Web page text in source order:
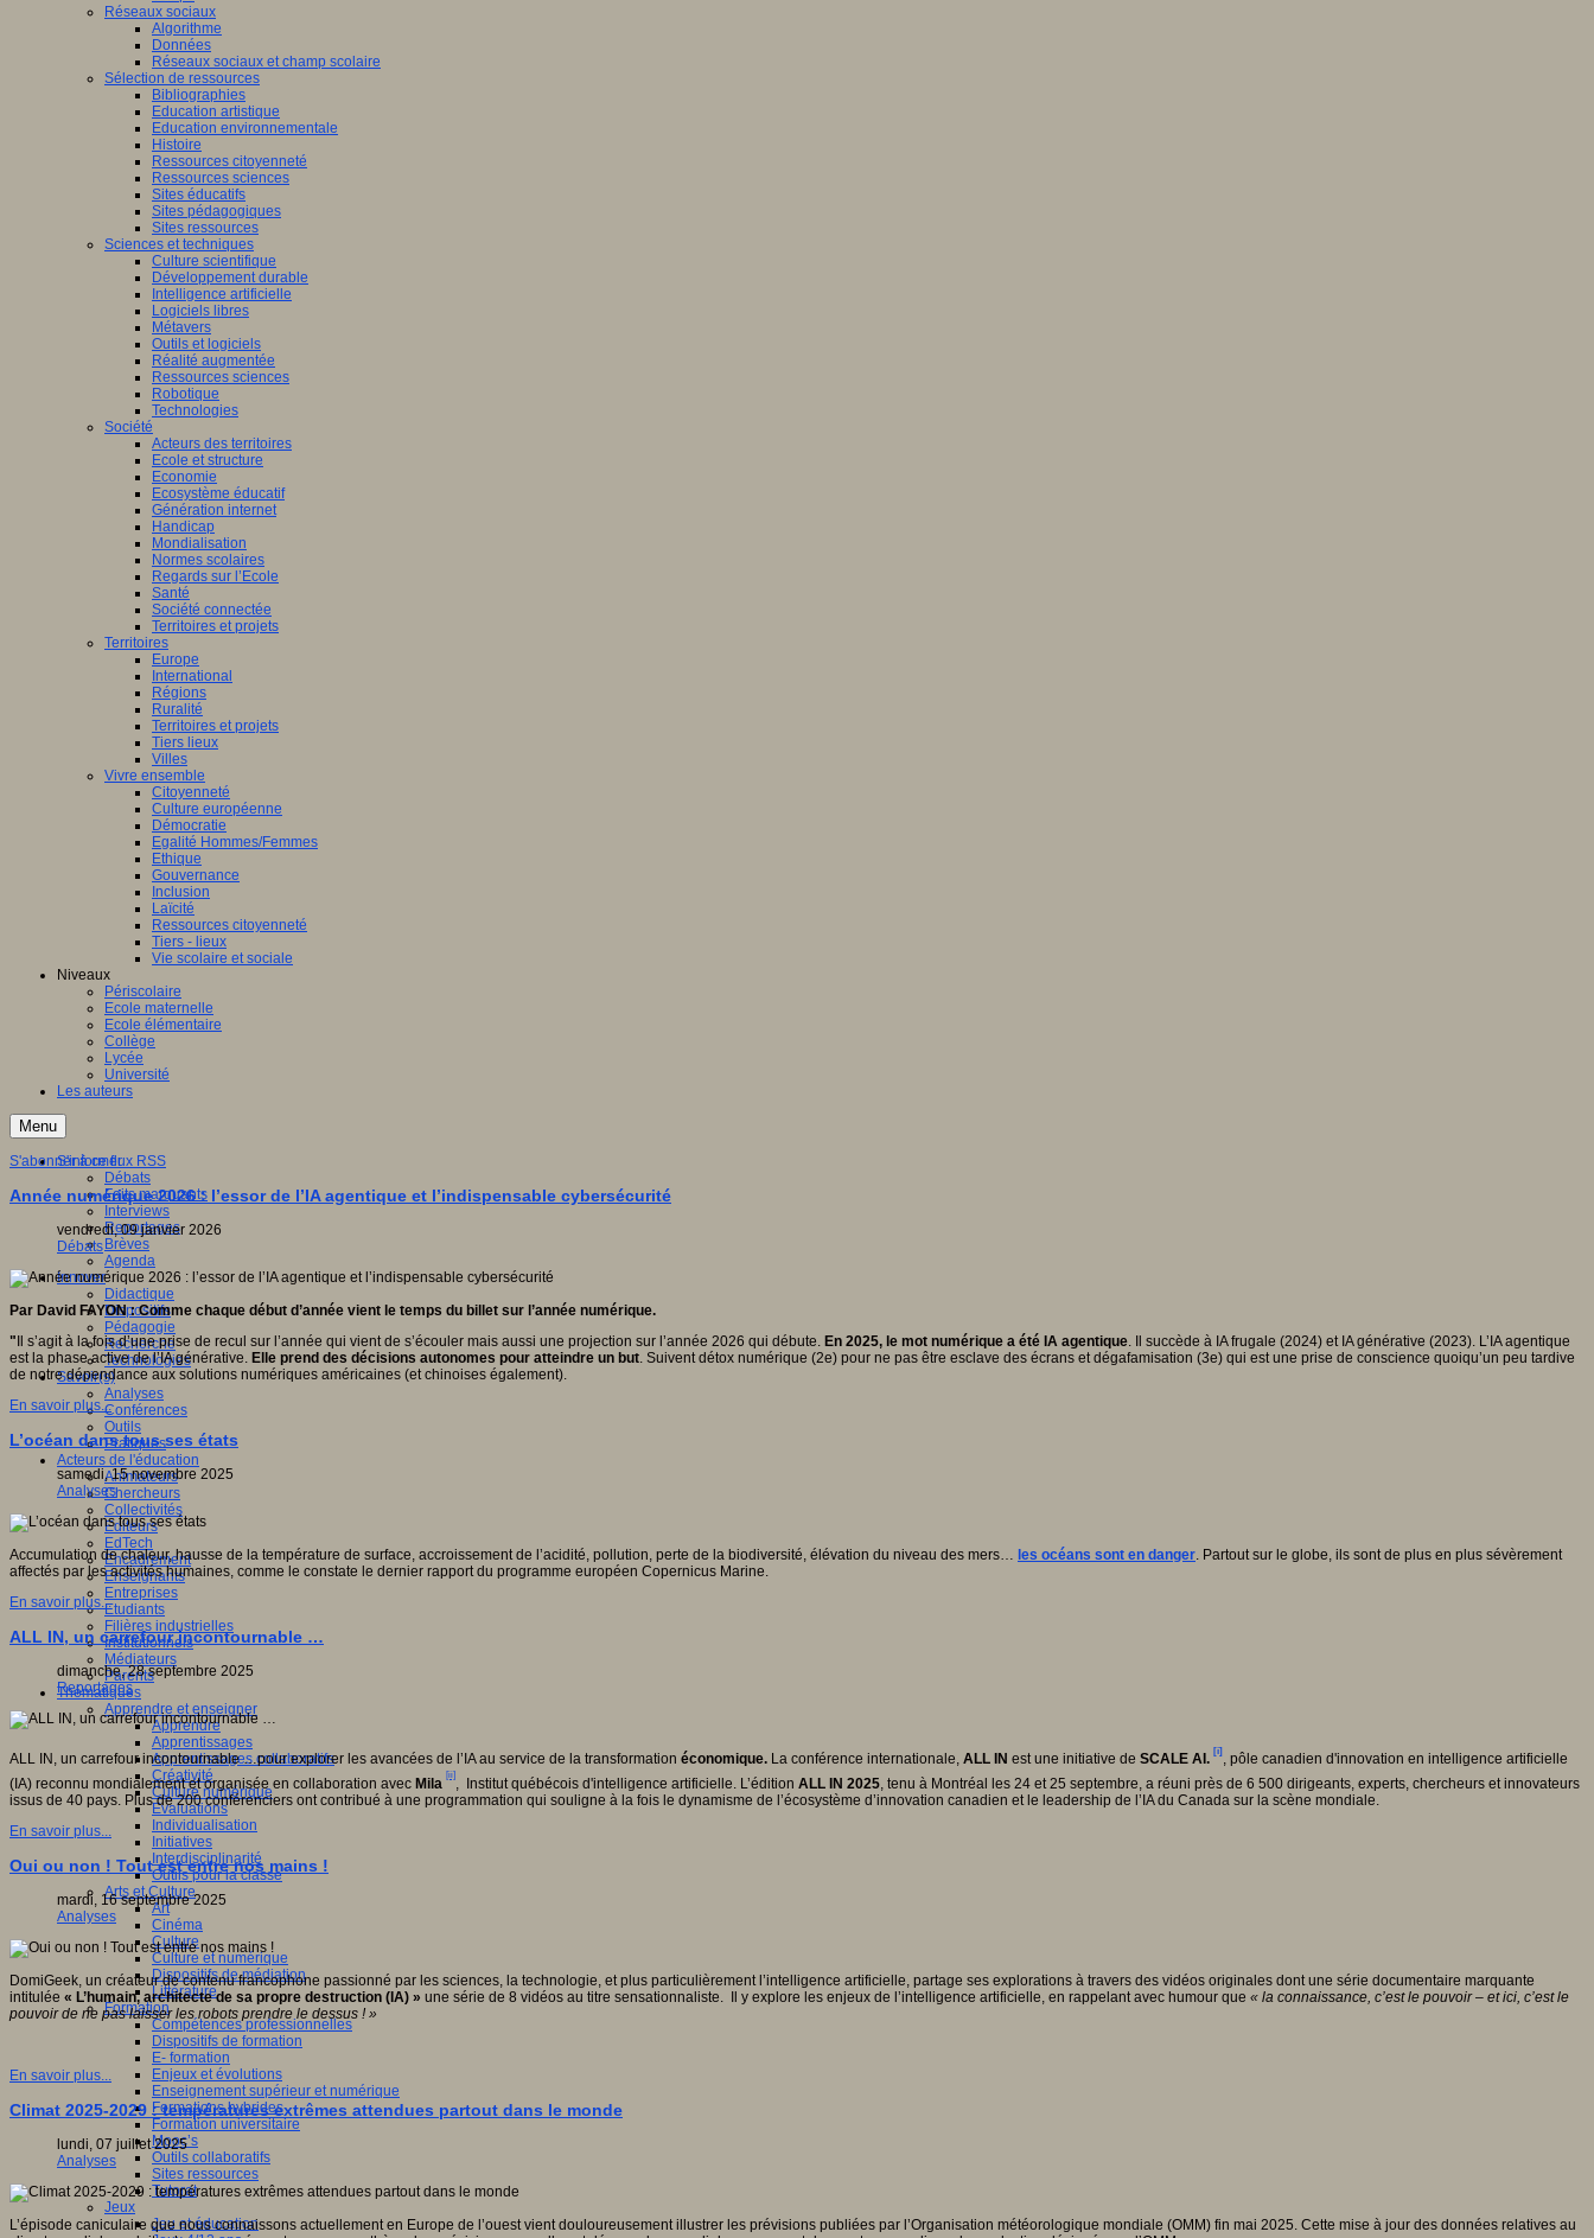
Réseaux sociaux
Algorithme
Données
Réseaux sociaux et champ scolaire
Sélection de ressources
Bibliographies
Education artistique
Education environnementale
Histoire
Ressources citoyenneté
Ressources sciences
Sites éducatifs
Sites pédagogiques
Sites ressources
Sciences et techniques
Culture scientifique
Développement durable
Intelligence artificielle
Logiciels libres
Métavers
Outils et logiciels
Réalité augmentée
Ressources sciences
Robotique
Technologies
Société
Acteurs des territoires
Ecole et structure
Economie
Ecosystème éducatif
Génération internet
Handicap
Mondialisation
Normes scolaires
Regards sur l’Ecole
Santé
Société connectée
Territoires et projets
Territoires
Europe
International
Régions
Ruralité
Territoires et projets
Tiers lieux
Villes
Vivre ensemble
Citoyenneté
Culture européenne
Démocratie
Egalité Hommes/Femmes
Ethique
Gouvernance
Inclusion
Laïcité
Ressources citoyenneté
Tiers - lieux
Vie scolaire et sociale
Niveaux
Périscolaire
Ecole maternelle
Ecole élémentaire
Collège
Lycée
Université
Les auteurs
Menu
S'informer
Débats
Faits marquants
Interviews
Reportages
Brèves
Agenda
Innover
Didactique
Dispositifs
Pédagogie
Recherche
Technologies
Savoir(s)
Analyses
Conférences
Outils
Pratiques
Acteurs de l'éducation
Animateurs
Chercheurs
Collectivités
Editeurs
EdTech
Encadrement
Enseignants
Entreprises
Etudiants
Filières industrielles
Institutionnels
Médiateurs
Parents
Thématiques
Apprendre et enseigner
Apprendre
Apprentissages
Apprentissages collaboratifs
Créativité
Culture numérique
Evaluations
Individualisation
Initiatives
Interdisciplinarité
Outils pour la classe
Arts et Culture
Art
Cinéma
Culture
Culture et numérique
Dispositifs de médiation
Littérature
Formation
Compétences professionnelles
Dispositifs de formation
E- formation
Enjeux et évolutions
Enseignement supérieur et numérique
Formations hybrides
Formation universitaire
Mooc’s
Outils collaboratifs
Sites ressources
Tutorat
Jeux
Jeu et éducation
S'abonner à ce flux RSS
Année numérique 2026 : l’essor de l’IA agentique et l’indispensable cybersécurité
vendredi, 09 janvier 2026
Débats
Par David FAYON : Comme chaque début d’année vient le temps du billet sur l’année numérique.
" Il s’agit à la fois d’une prise de recul sur l’année qui vient de s’écouler mais aussi une projection sur l’année 2026 qui débute. En 2025, le mot numérique a été IA agentique. Il succède à IA frugale (2024) et IA générative (2023). L’IA agentique
est la phase active de l’IA générative. Elle prend des décisions autonomes pour atteindre un but. Suivent détox numérique (2e) pour ne pas être esclave des écrans et dégafamisation (3e) qui est une prise de conscience quoiqu’un peu tardive
de notre dépendance aux solutions numériques américaines (et chinoises également).
En savoir plus...
L’océan dans tous ses états
samedi, 15 novembre 2025
Analyses
Accumulation de chaleur, hausse de la température de surface, accroissement de l’acidité, pollution, perte de la biodiversité, élévation du niveau des mers… les océans sont en danger. Partout sur le globe, ils sont de plus en plus sévèrement
affectés par les activités humaines, comme le constate le dernier rapport du programme européen Copernicus Marine.
En savoir plus...
ALL IN, un carrefour incontournable …
dimanche, 28 septembre 2025
Reportages
ALL IN, un carrefour incontournable …pour explorer les avancées de l’IA au service de la transformation économique. La conférence internationale, ALL IN est une initiative de SCALE AI.
[i]
, pôle canadien d'innovation en intelligence artificielle
(IA) reconnu mondialement et organisée en collaboration avec Mila
[ii]
, Institut québécois d'intelligence artificielle. L’édition ALL IN 2025, tenu à Montréal les 24 et 25 septembre, a réuni près de 6 500 dirigeants, experts, chercheurs et innovateurs
issus de 40 pays. Plus de 200 conférenciers ont contribué à une programmation qui souligne à la fois le dynamisme de l’écosystème d’innovation canadien et le leadership de l’IA du Canada sur la scène mondiale.
En savoir plus...
Oui ou non ! Tout est entre nos mains !
mardi, 16 septembre 2025
Analyses
DomiGeek, un créateur de contenu francophone passionné par les sciences, la technologie, et plus particulièrement l’intelligence artificielle, partage ses explorations à travers des vidéos originales dont une série documentaire marquante
intitulée « L’humain, architecte de sa propre destruction (IA) » une série de 8 vidéos au titre sensationnaliste. Il y explore les enjeux de l’intelligence artificielle, en rappelant avec humour que « la connaissance, c’est le pouvoir – et ici, c’est le
pouvoir de ne pas laisser les robots prendre le dessus ! »
En savoir plus...
Climat 2025-2029 : températures extrêmes attendues partout dans le monde
lundi, 07 juillet 2025
Analyses
L’épisode caniculaire que nous connaissons actuellement en Europe de l’ouest vient douloureusement illustrer les prévisions publiées par l’Organisation météorologique mondiale (OMM) fin mai 2025. Cette mise à jour des données relatives au